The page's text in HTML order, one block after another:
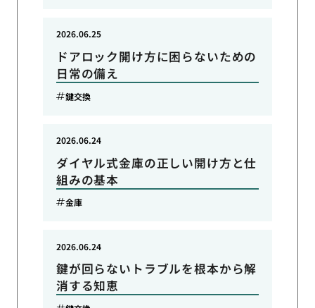
ドアロック開け方に困らないための
日常の備え
2026.06.25
鍵交換
ダイヤル式金庫の正しい開け方と仕
組みの基本
2026.06.24
金庫
鍵が回らないトラブルを根本から解
消する知恵
2026.06.24